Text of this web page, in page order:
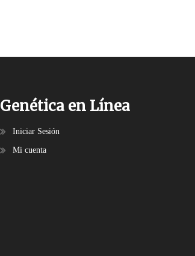
Genética en Línea
Iniciar Sesión
Mi cuenta